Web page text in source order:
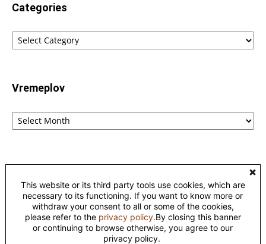
Categories
Categories
Vremeplov
Vremeplov
Kontakt
Privacy
©
This work is licensed under aCreative Commons Attribution-
This website or its third party tools use cookies, which are
necessary to its functioning. If you want to know more or
withdraw your consent to all or some of the cookies,
please refer to the privacy policy.By closing this banner
or continuing to browse otherwise, you agree to our
privacy policy.